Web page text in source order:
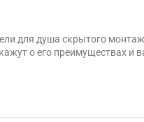
для душа скрытого
о его преимуществах и